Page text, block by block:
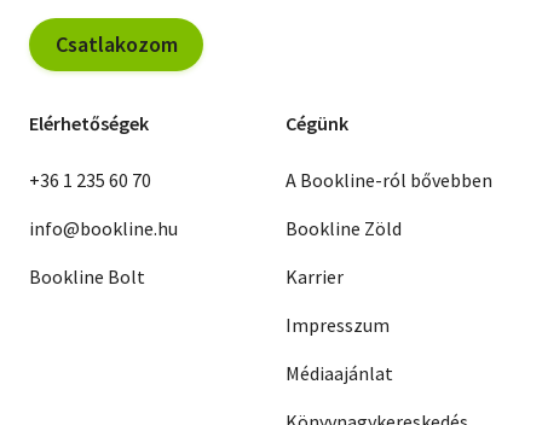
Csatlakozom
Elérhetőségek
+36 1 235 60 70
info@bookline.hu
Bookline Bolt
Cégünk
A Bookline-ról bővebben
Bookline Zöld
Karrier
Impresszum
Médiaajánlat